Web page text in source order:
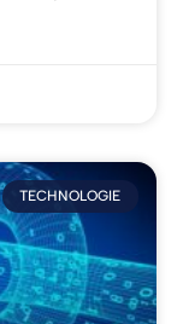
TECHNOLOGIE